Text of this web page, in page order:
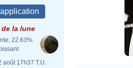
de la lune
22.63%
août 17h37 T.U.